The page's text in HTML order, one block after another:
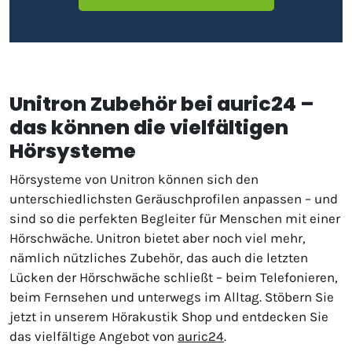
Unitron Zubehör bei auric24 –
das können die vielfältigen
Hörsysteme
Hörsysteme von Unitron können sich den
unterschiedlichsten Geräuschprofilen anpassen – und
sind so die perfekten Begleiter für Menschen mit einer
Hörschwäche. Unitron bietet aber noch viel mehr,
nämlich nützliches Zubehör, das auch die letzten
Lücken der Hörschwäche schließt – beim Telefonieren,
beim Fernsehen und unterwegs im Alltag. Stöbern Sie
jetzt in unserem Hörakustik Shop und entdecken Sie
das vielfältige Angebot von auric24.